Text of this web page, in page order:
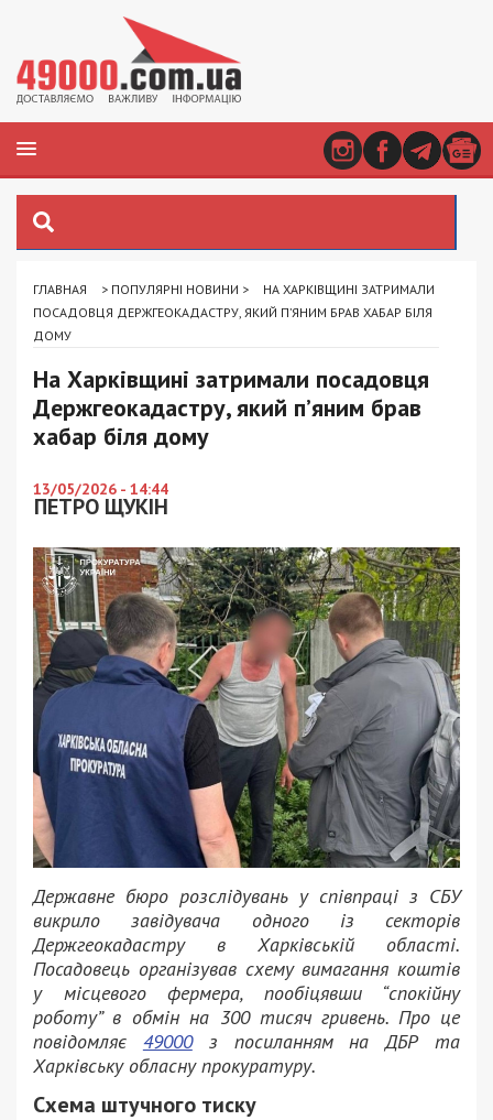
ГЛАВНАЯ > ПОПУЛЯРНІ НОВИНИ >
НА ХАРКІВЩИНІ ЗАТРИМАЛИ
ПОСАДОВЦЯ ДЕРЖГЕОКАДАСТРУ, ЯКИЙ П’ЯНИМ БРАВ ХАБАР БІЛЯ
ДОМУ
На Харківщині затримали посадовця
Держгеокадастру, який п’яним брав
хабар біля дому
13/05/2026 - 14:44
ПЕТРО ЩУКІН
Державне бюро розслідувань у співпраці з СБУ
викрило завідувача одного із секторів
Держгеокадастру в Харківській області.
Посадовець організував схему вимагання коштів
у місцевого фермера, пообіцявши “спокійну
роботу” в обмін на 300 тисяч гривень. Про це
повідомляє 49000з посиланням на ДБР та
Харківську обласну прокуратуру.
Схема штучного тиску